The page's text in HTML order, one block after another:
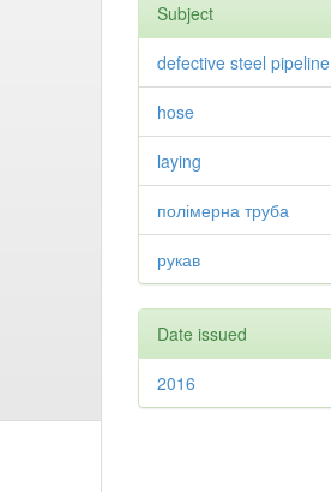
Subject
defective steel pipeline
hose
laying
полімерна труба
рукав
Date issued
2016